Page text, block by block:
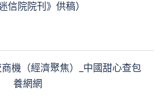
信院院刊》供稿）
機（經濟聚焦）_中國甜心查包
養網網